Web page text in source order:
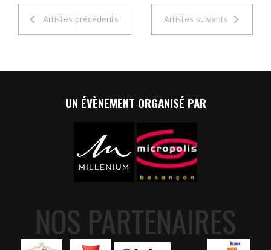
Artistes précédents Artistes suivants
UN ÉVÈNEMENT ORGANISÉ PAR
NOS PARTENAIRES